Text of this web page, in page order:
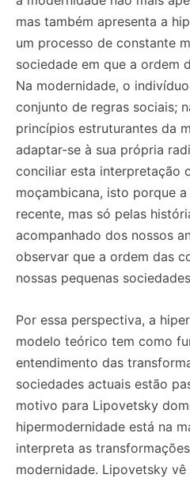
mas também apresenta a
um processo de constante
sociedade em que a ordem
Na modernidade, o
conjunto de regras sociais;
princípios estruturantes da
adaptar-se à sua própria
conciliar esta interpretação
moçambicana, isto porque
recente, mas só pelas
acompanhado dos nossos
observar que a ordem das
nossas pequenas
Por essa perspectiva, a
modelo teórico tem como
entendimento das
sociedades actuais estão
motivo para Lipovetsky
hipermodernidade está na
interpreta as
modernidade. Lipovetsky